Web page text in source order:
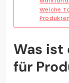
Welche
Was ist
für